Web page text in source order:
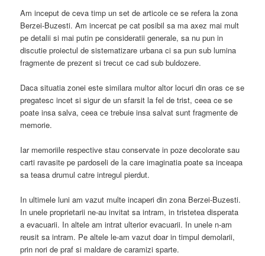
Am inceput de ceva timp un set de articole ce se refera la zona
Berzei-Buzesti. Am incercat pe cat posibil sa ma axez mai mult
pe detalii si mai putin pe consideratii generale, sa nu pun in
discutie proiectul de sistematizare urbana ci sa pun sub lumina
fragmente de prezent si trecut ce cad sub buldozere.
Daca situatia zonei este similara multor altor locuri din oras ce se
pregatesc incet si sigur de un sfarsit la fel de trist, ceea ce se
poate insa salva, ceea ce trebuie insa salvat sunt fragmente de
memorie.
Iar memoriile respective stau conservate in poze decolorate sau
carti ravasite pe pardoseli de la care imaginatia poate sa inceapa
sa teasa drumul catre intregul pierdut.
In ultimele luni am vazut multe incaperi din zona Berzei-Buzesti.
In unele proprietarii ne-au invitat sa intram, in tristetea disperata
a evacuarii. In altele am intrat ulterior evacuarii. In unele n-am
reusit sa intram. Pe altele le-am vazut doar in timpul demolarii,
prin nori de praf si maldare de caramizi sparte.